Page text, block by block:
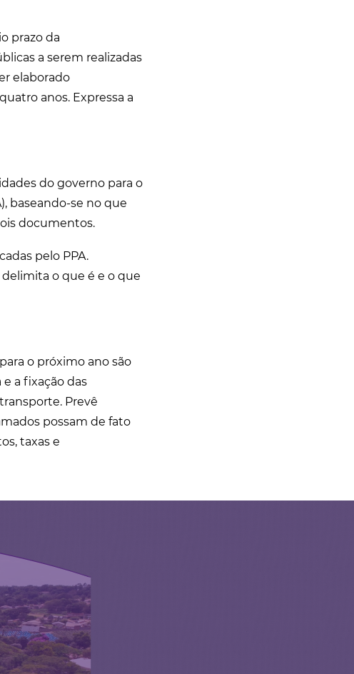
prazo da
a serem realizadas
elaborado
anos. Expressa a
do governo para o
baseando-se no que
documentos.
pelo PPA.
o que é e o que
o próximo ano são
a fixação das
Prevê
possam de fato
taxas e